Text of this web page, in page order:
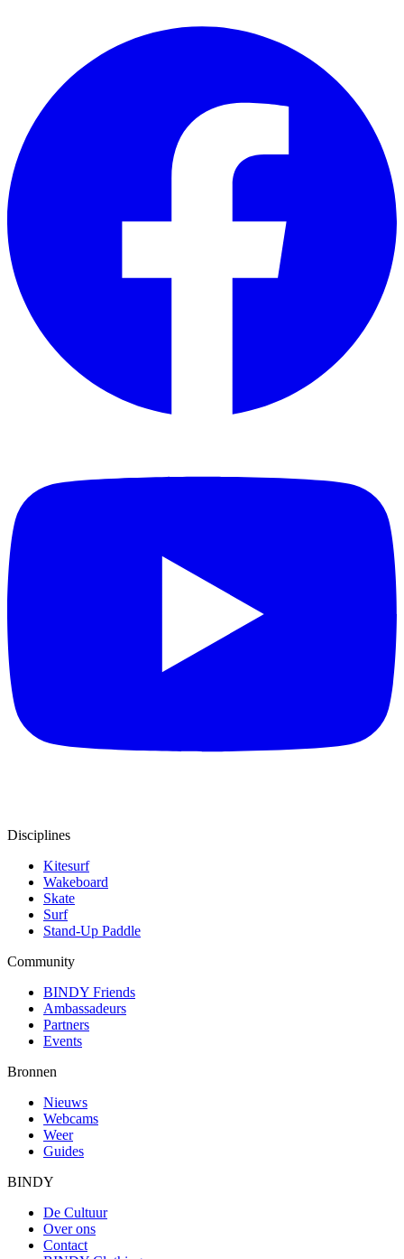
Disciplines
Kitesurf
Wakeboard
Skate
Surf
Stand-Up Paddle
Community
BINDY Friends
Ambassadeurs
Partners
Events
Bronnen
Nieuws
Webcams
Weer
Guides
BINDY
De Cultuur
Over ons
Contact